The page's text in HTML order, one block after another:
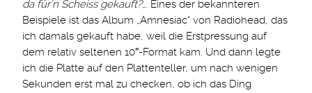
da für’n Scheiss gekauft?„. Eines der bekannteren
Beispiele ist das Album „Amnesiac“ von Radiohead, das
ich damals gekauft habe, weil die Erstpressung auf
dem relativ seltenen 10″-Format kam. Und dann legte
ich die Platte auf den Plattenteller, um nach wenigen
Sekunden erst mal zu checken, ob ich das Ding